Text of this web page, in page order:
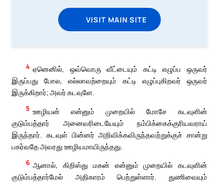
VISIT MAIN SITE
4 ஏனெனில், ஒவ்வொரு வீட்டையும் கட்டி எழுப்ப ஒருவர்
இருப்பது போல, எல்லாவற்றையும் கட்டி எழுப்புகிறவர் ஒருவர்
இருக்கிறார்; அவர் கடவுளே.
5 ஊழியன் என்னும் முறையில் மோசே கடவுளின்
குடும்பத்தார் அனைவரிடையேயும் நம்பிக்கைக்குரியவராய்
இருந்தார். கடவுள் பின்னர் அறிவிக்கவிருந்தவற்றுக்குச் சான்று
பகர்வதே அவரது ஊழியமாயிருந்தது.
6 ஆனால், கிறிஸ்து மகன் என்னும் முறையில் கடவுளின்
குடும்பத்தார்மேல் அதிகாரம் பெற்றுள்ளார். துணிவையும்